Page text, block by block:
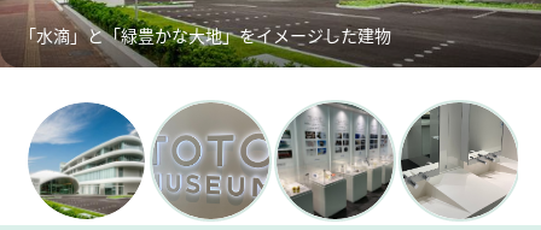
「水滴」と「緑豊かな大地」をイメージした建物